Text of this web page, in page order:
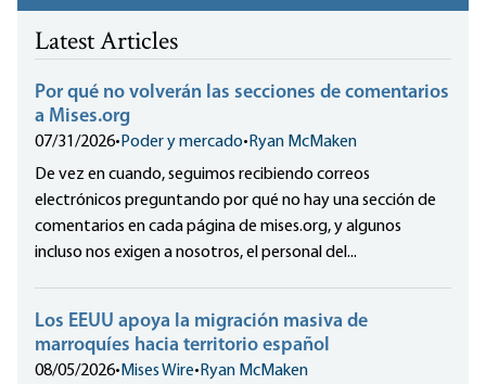
Latest Articles
Por qué no volverán las secciones de comentarios
a Mises.org
07/31/2026• Poder y mercado• Ryan McMaken
De vez en cuando, seguimos recibiendo correos
electrónicos preguntando por qué no hay una sección de
comentarios en cada página de mises.org, y algunos
incluso nos exigen a nosotros, el personal del...
Los EEUU apoya la migración masiva de
marroquíes hacia territorio español
08/05/2026• Mises Wire• Ryan McMaken